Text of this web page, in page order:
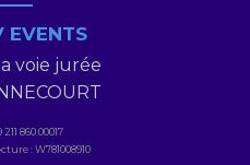
EVENTS
voie jurée
860 00017
: W781008910